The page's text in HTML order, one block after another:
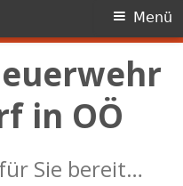
in OÖ
Sie bereit…
Menü